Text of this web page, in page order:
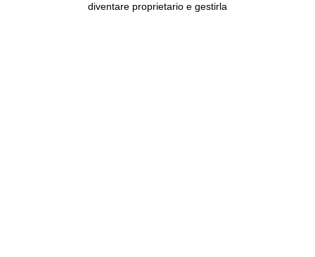
diventare proprietario e gestirla